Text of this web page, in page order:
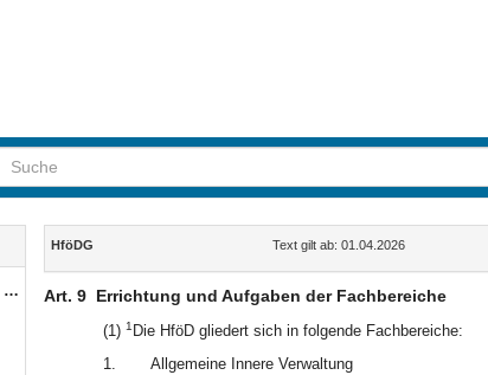
Inhalt
HföDG Text gilt ab: 01.04.2026
Art. 9 Errichtung und Aufgaben der Fachbereiche
(1) 1 Die HföD gliedert sich in folgende Fachbereiche:
1.
Allgemeine Innere Verwaltung